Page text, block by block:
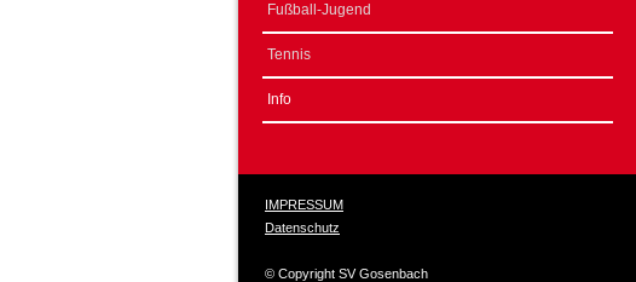
Fußball-Jugend
Tennis
Info
IMPRESSUM
Datenschutz
© Copyright SV Gosenbach